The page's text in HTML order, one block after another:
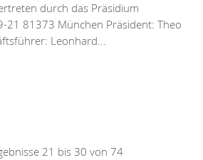
durch das Präsidium
21 81373 München Präsident: Theo
Leonhard...
21 bis 30 von 74